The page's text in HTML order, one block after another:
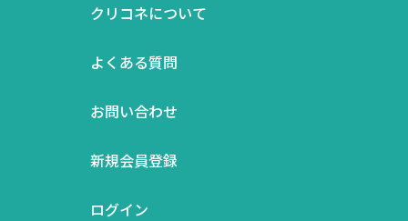
クリコネについて
よくある質問
お問い合わせ
新規会員登録
ログイン